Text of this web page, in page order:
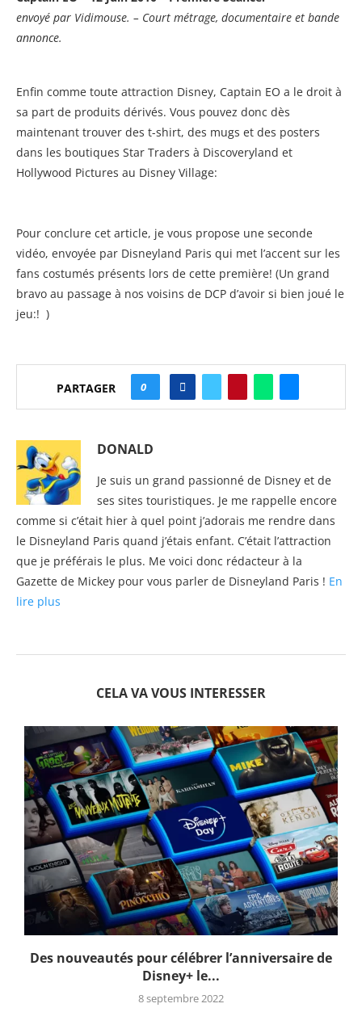
envoyé par Vidimouse. – Court métrage, documentaire et bande
annonce.
Enfin comme toute attraction Disney, Captain EO a le droit à
sa part de produits dérivés. Vous pouvez donc dès
maintenant trouver des t-shirt, des mugs et des posters
dans les boutiques Star Traders à Discoveryland et
Hollywood Pictures au Disney Village:
Pour conclure cet article, je vous propose une seconde
vidéo, envoyée par Disneyland Paris qui met l’accent sur les
fans costumés présents lors de cette première! (Un grand
bravo au passage à nos voisins de DCP d’avoir si bien joué le
jeu:! )
PARTAGER 0
DONALD
Je suis un grand passionné de Disney et de
ses sites touristiques. Je me rappelle encore
comme si c’était hier à quel point j’adorais me rendre dans
le Disneyland Paris quand j’étais enfant. C’était l’attraction
que je préférais le plus. Me voici donc rédacteur à la
Gazette de Mickey pour vous parler de Disneyland Paris ! En
lire plus
CELA VA VOUS INTERESSER
Des nouveautés pour célébrer l’anniversaire de
Disney+ le...
8 septembre 2022